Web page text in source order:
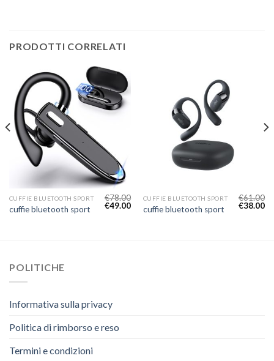
PRODOTTI CORRELATI
CUFFIE BLUETOOTH SPORT
cuffie bluetooth sport
€78.00
€49.00
CUFFIE BLUETOOTH SPORT
cuffie bluetooth sport
€61.00
€38.00
POLITICHE
Informativa sulla privacy
Politica di rimborso e reso
Termini e condizioni